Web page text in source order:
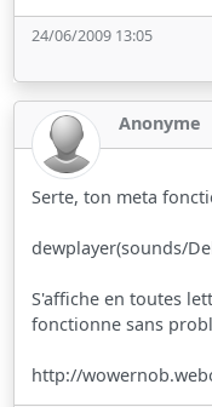
24/06/2009 13:05
Anonyme
Serte, ton meta
dewplayer(sounds/
S'affiche en toutes
fonctionne sans
http://